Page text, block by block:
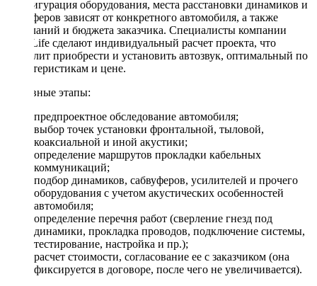
Конфигурация оборудования, места расстановки динамиков и
сабвуферов зависят от конкретного автомобиля, а также
пожеланий и бюджета заказчика. Специалисты компании
DriveLife сделают индивидуальный расчет проекта, что
позволит приобрести и установить автозвук, оптимальный по
характеристикам и цене.
Основные этапы:
предпроектное обследование автомобиля;
выбор точек установки фронтальной, тыловой,
коаксиальной и иной акустики;
определение маршрутов прокладки кабельных
коммуникаций;
подбор динамиков, сабвуферов, усилителей и прочего
оборудования с учетом акустических особенностей
автомобиля;
определение перечня работ (сверление гнезд под
динамики, прокладка проводов, подключение системы,
тестирование, настройка и пр.);
расчет стоимости, согласование ее с заказчиком (она
фиксируется в договоре, после чего не увеличивается).